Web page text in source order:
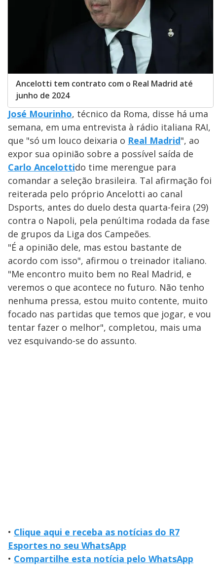
Ancelotti tem contrato com o Real Madrid até
junho de 2024
José Mourinho, técnico da Roma, disse há uma
semana, em uma entrevista à rádio italiana RAI,
que "só um louco deixaria o Real Madrid", ao
expor sua opinião sobre a possível saída de
Carlo Ancelottido time merengue para
comandar a seleção brasileira. Tal afirmação foi
reiterada pelo próprio Ancelotti ao canal
Dsports, antes do duelo desta quarta-feira (29)
contra o Napoli, pela penúltima rodada da fase
de grupos da Liga dos Campeões.
"É a opinião dele, mas estou bastante de
acordo com isso", afirmou o treinador italiano.
"Me encontro muito bem no Real Madrid, e
veremos o que acontece no futuro. Não tenho
nenhuma pressa, estou muito contente, muito
focado nas partidas que temos que jogar, e vou
tentar fazer o melhor", completou, mais uma
vez esquivando-se do assunto.
• Clique aqui e receba as notícias do R7
Esportes no seu WhatsApp
• Compartilhe esta notícia pelo WhatsApp